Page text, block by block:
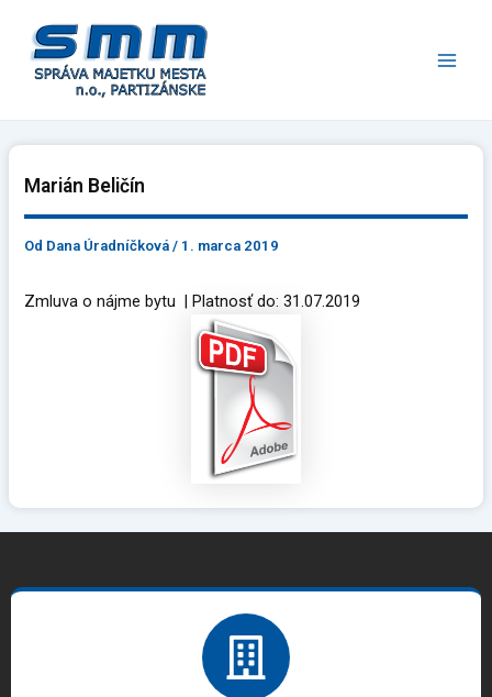
obsah
Marián Beličín
Od Dana Úradníčková/ 1. marca 2019
Zmluva o nájme bytu | Platnosť do: 31.07.2019